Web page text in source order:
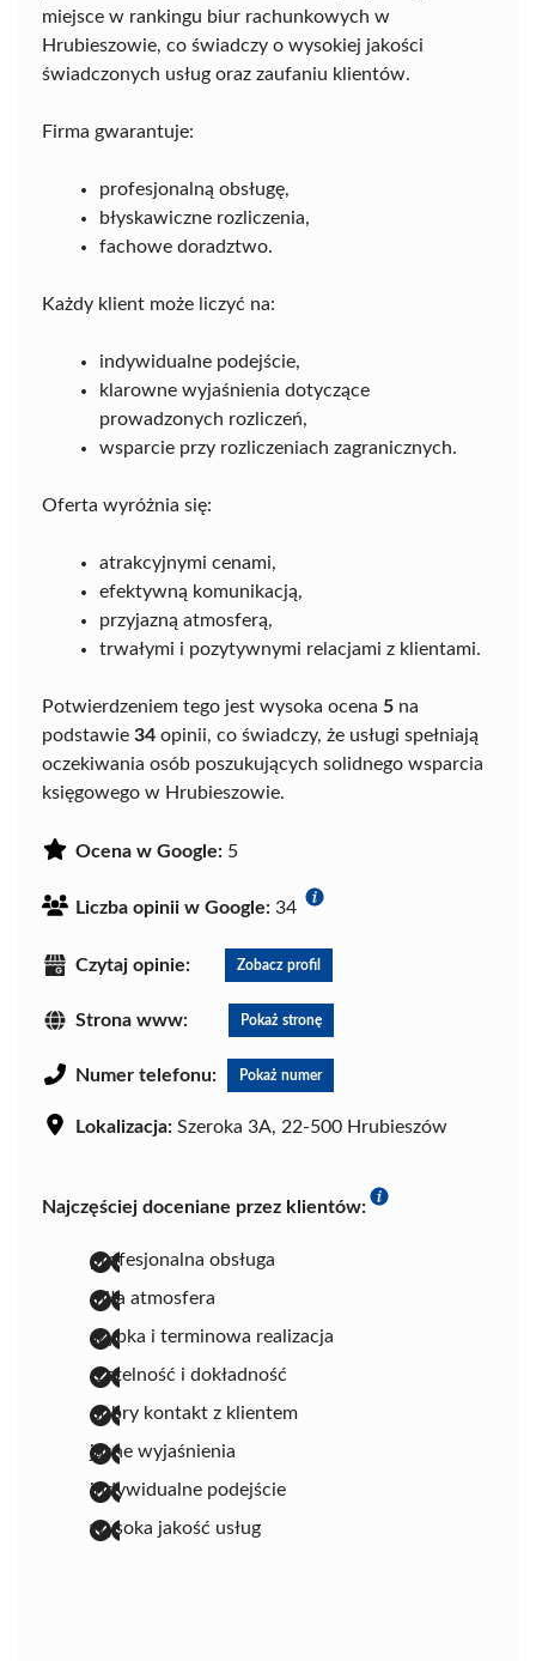
miejsce w rankingu biur rachunkowych w
Hrubieszowie, co świadczy o wysokiej jakości
świadczonych usług oraz zaufaniu klientów.
Firma gwarantuje:
profesjonalną obsługę,
błyskawiczne rozliczenia,
fachowe doradztwo.
Każdy klient może liczyć na:
indywidualne podejście,
klarowne wyjaśnienia dotyczące
prowadzonych rozliczeń,
wsparcie przy rozliczeniach zagranicznych.
Oferta wyróżnia się:
atrakcyjnymi cenami,
efektywną komunikacją,
przyjazną atmosferą,
trwałymi i pozytywnymi relacjami z klientami.
Potwierdzeniem tego jest wysoka ocena 5 na
podstawie 34 opinii, co świadczy, że usługi spełniają
oczekiwania osób poszukujących solidnego wsparcia
księgowego w Hrubieszowie.
Ocena w Google: 5
Liczba opinii w Google: 34
Czytaj opinie: Zobacz profil
Strona www: Pokaż stronę
Numer telefonu: Pokaż numer
Lokalizacja: Szeroka 3A, 22-500 Hrubieszów
Najczęściej doceniane przez klientów:
profesjonalna obsługa
miła atmosfera
szybka i terminowa realizacja
rzetelność i dokładność
dobry kontakt z klientem
jasne wyjaśnienia
indywidualne podejście
wysoka jakość usług